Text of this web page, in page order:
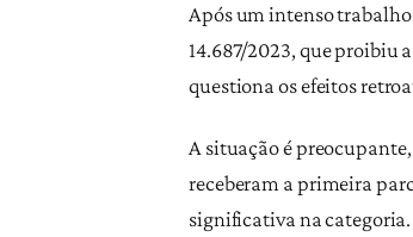
Após um intenso
14.687/2023, que proibiu
questiona os efeitos
A situação é
receberam a primeira
significativa na categoria.